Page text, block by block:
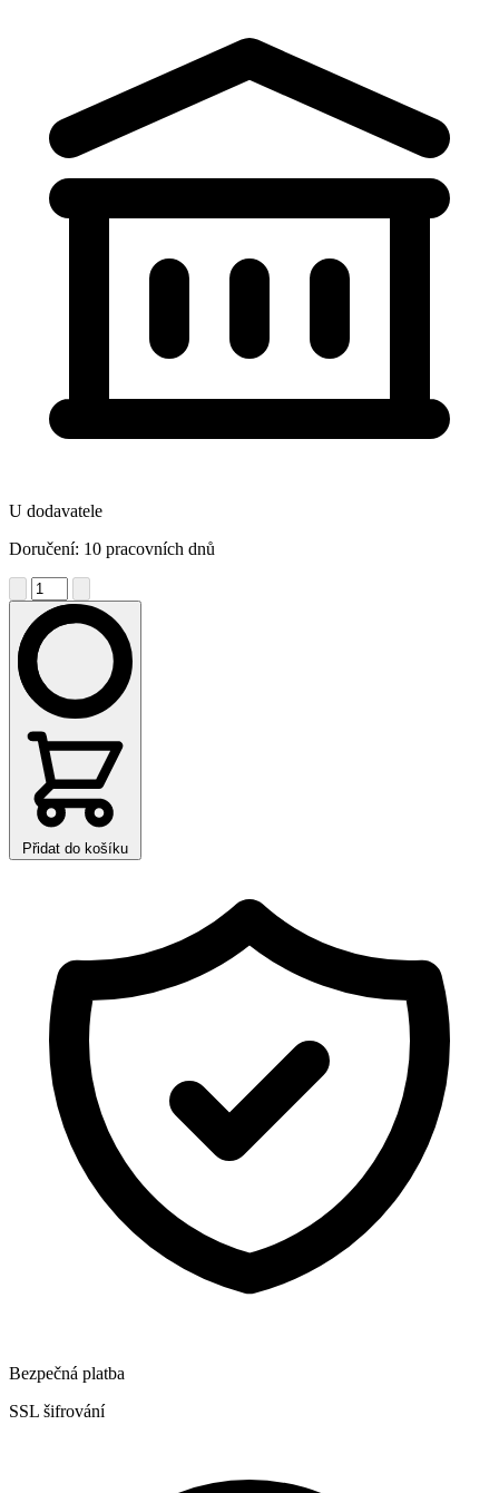
U dodavatele
Doručení: 10 pracovních dnů
Přidat do košíku
Bezpečná platba
SSL šifrování